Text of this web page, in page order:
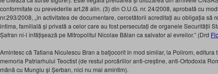
conformitate cu prevederile art.28 alin. (3) din O.U.G. nr. 24/2008, aprobată cu
nr.293/2008, „în activitatea de documentare, cercetătorii acreditați au obligația să
intima, familială și privată a celor care au fost persecutați de organele Securității
Șafran ni-l înfățișează pe Mitropolitul Nicolae Bălan ca salvator al evreilor.” (Drd
Amintesc că Tatiana Niculescu Bran a batjocorit în mod similar, la Polirom, editura
memoria Patriarhului Teoctist (de restul porcăriilor anti-creștine, anti-Ortodoxia
mână cu Mungiu și Șerban, nici nu mai amintim).